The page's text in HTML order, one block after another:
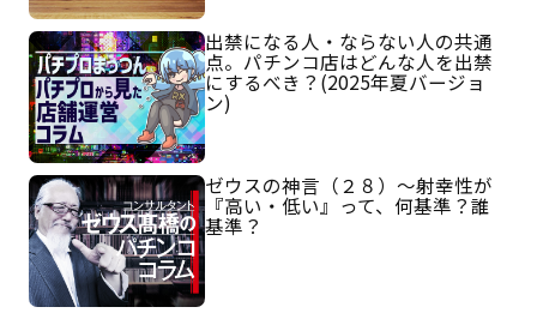
出禁になる人・ならない人の共通
点。パチンコ店はどんな人を出禁
にするべき？(2025年夏バージョ
ン)
ゼウスの神言（２８）～射幸性が
『高い・低い』って、何基準？誰
基準？